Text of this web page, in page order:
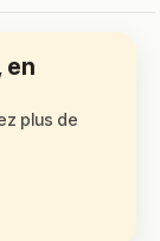
en
plus de